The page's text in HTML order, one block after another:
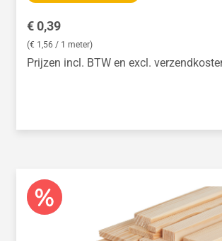
Normale prijs:
€ 0,39
(€ 1,56 / 1 meter)
Prijzen incl. BTW en excl.